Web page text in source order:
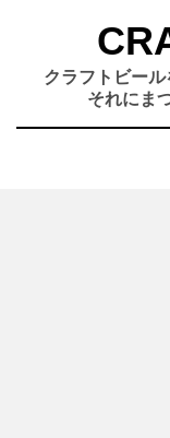
クラフトビール
それにま